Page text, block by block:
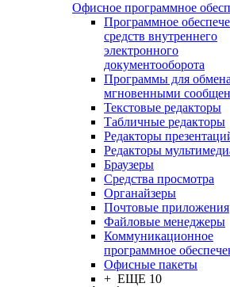
Офисное программное
Программное
средств внутреннего
электронного
документооборота
Программы для обмена
мгновенными
Текстовые редакторы
Табличные редакторы
Редакторы
Редакторы
Браузеры
Средства просмотра
Органайзеры
Почтовые приложения
Файловые менеджеры
Коммуникационное
программное
Офисные пакеты
+ ЕЩЕ 10